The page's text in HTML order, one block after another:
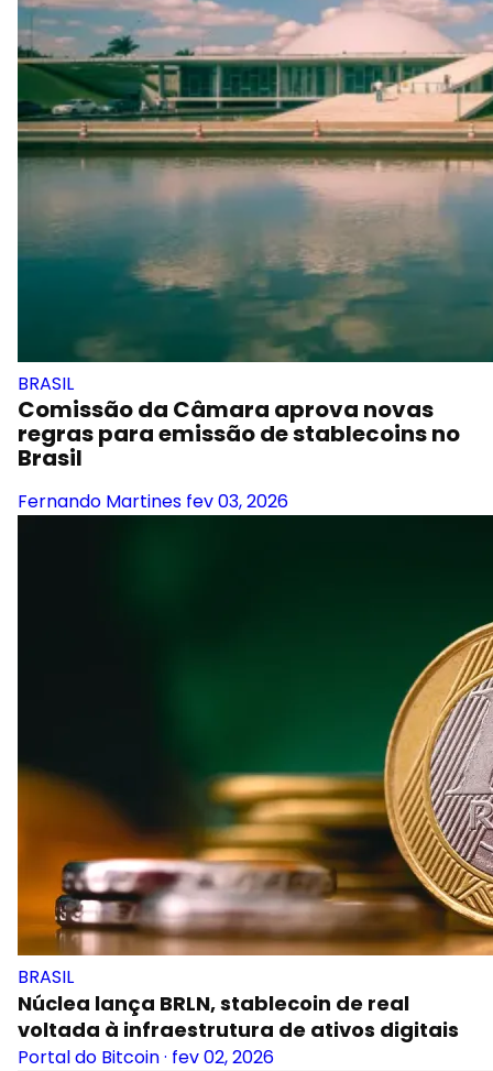
BRASIL
Comissão da Câmara aprova novas
regras para emissão de stablecoins no
Brasil
Fernando Martines fev 03, 2026
BRASIL
Núclea lança BRLN, stablecoin de real
voltada à infraestrutura de ativos digitais
Portal do Bitcoin· fev 02, 2026